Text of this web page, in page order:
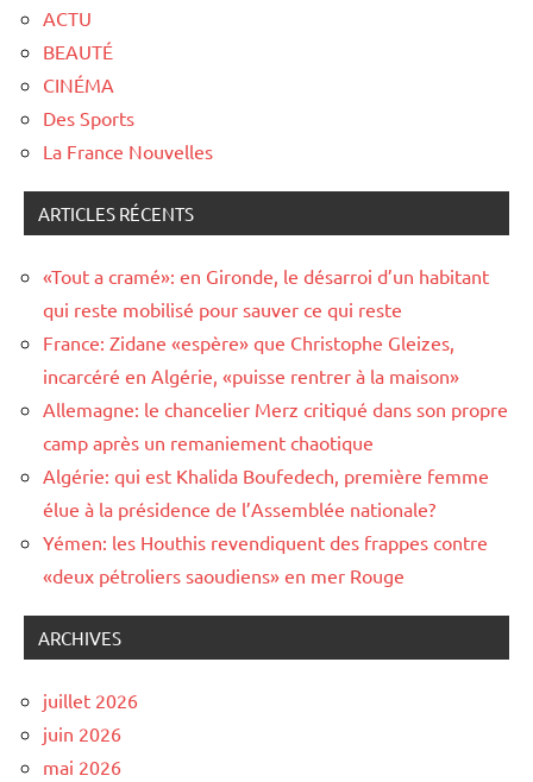
ACTU
BEAUTÉ
CINÉMA
Des Sports
La France Nouvelles
ARTICLES RÉCENTS
«Tout a cramé»: en Gironde, le désarroi d’un habitant
qui reste mobilisé pour sauver ce qui reste
France: Zidane «espère» que Christophe Gleizes,
incarcéré en Algérie, «puisse rentrer à la maison»
Allemagne: le chancelier Merz critiqué dans son propre
camp après un remaniement chaotique
Algérie: qui est Khalida Boufedech, première femme
élue à la présidence de l’Assemblée nationale?
Yémen: les Houthis revendiquent des frappes contre
«deux pétroliers saoudiens» en mer Rouge
ARCHIVES
juillet 2026
juin 2026
mai 2026